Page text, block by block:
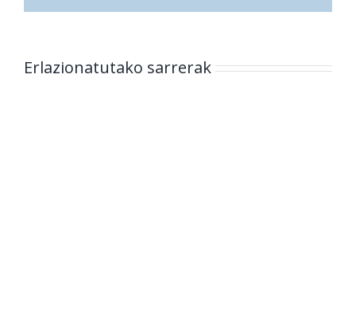
Erlazionatutako sarrerak